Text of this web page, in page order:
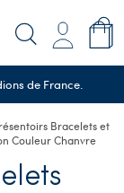
de France.
Bracelets et
Couleur Chanvre